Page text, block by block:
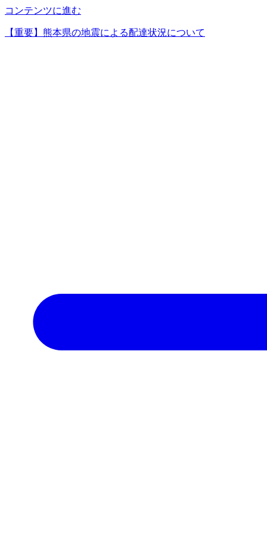
コンテンツに進む
【重要】熊本県の地震による配達状況について